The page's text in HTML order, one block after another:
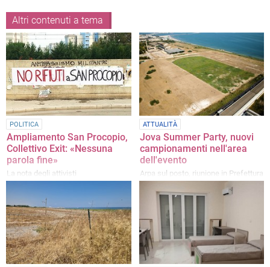
Altri contenuti a tema
POLITICA
Ampliamento San Procopio,
Collettivo Exit: «Nessuna
parola fine»
La nota degli attivisti
ATTUALITÀ
Jova Summer Party, nuovi
campionamenti nell'area
dell'evento
Arpa sul posto, riunione in Prefettura